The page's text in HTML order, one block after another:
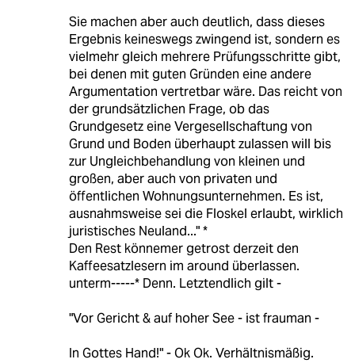
Sie machen aber auch deutlich, dass dieses
Ergebnis keineswegs zwingend ist, sondern es
vielmehr gleich mehrere Prüfungsschritte gibt,
bei denen mit guten Gründen eine andere
Argumentation vertretbar wäre. Das reicht von
der grundsätzlichen Frage, ob das
Grundgesetz eine Vergesellschaftung von
Grund und Boden überhaupt zulassen will bis
zur Ungleichbehandlung von kleinen und
großen, aber auch von privaten und
öffentlichen Wohnungsunternehmen. Es ist,
ausnahmsweise sei die Floskel erlaubt, wirklich
juristisches Neuland..." *
Den Rest könnemer getrost derzeit den
Kaffeesatzlesern im around überlassen.
unterm-----* Denn. Letztendlich gilt -
"Vor Gericht & auf hoher See - ist frauman -
In Gottes Hand!" - Ok Ok. Verhältnismäßig.